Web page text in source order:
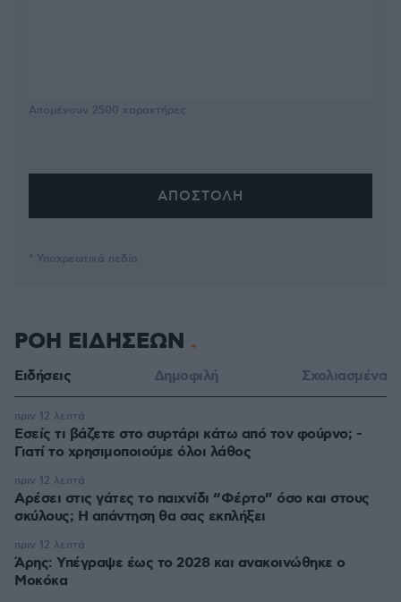
Απομένουν 2500 χαρακτήρες
* Υποχρεωτικά πεδία
ΡΟΗ ΕΙΔΗΣΕΩΝ
Ειδήσεις Δημοφιλή Σχολιασμένα
Εσείς τι βάζετε στο συρτάρι κάτω από τον φούρνο; -
Γιατί το χρησιμοποιούμε όλοι λάθος
πριν 12 λεπτά
Αρέσει στις γάτες το παιχνίδι “Φέρτο” όσο και στους
σκύλους; Η απάντηση θα σας εκπλήξει
πριν 12 λεπτά
Άρης: Υπέγραψε έως το 2028 και ανακοινώθηκε ο
Μοκόκα
πριν 12 λεπτά